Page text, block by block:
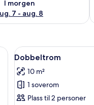
I morgen
7 - aug. 8
for bærbar PC, wi-fi
Åpne
alle
bildene
av
Dobbeltrom
4
Dobbeltrom
10 m²
1 soverom
Plass til 2 personer